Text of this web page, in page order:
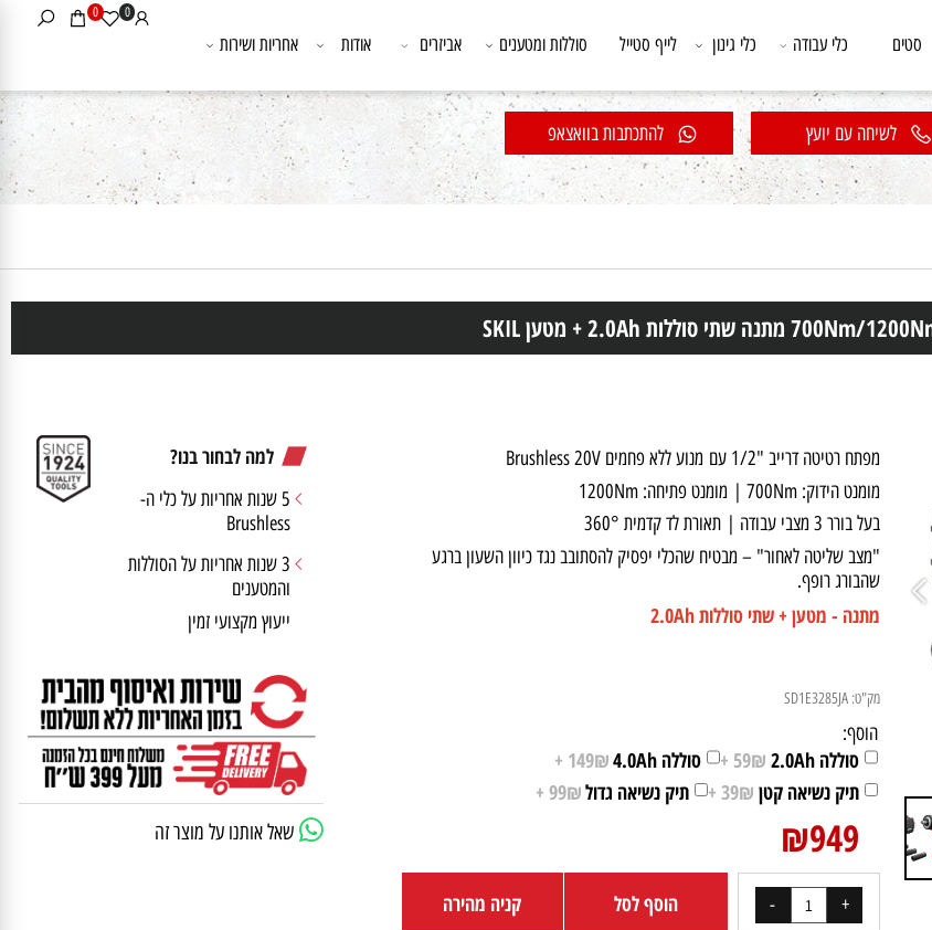
לשיחה עם יועץ להתכתבות בוואצאפ
0 0
כלי עבודה כלי גינון לייף סטייל סוללות ומטענים אביזרים אודות אחריות ושירות
מומנט הידוק: 700Nm | מומנט פתיחה: 1200Nm
בעל בורר 3 מצבי עבודה | תאורת לד קדמית 360°
"מצב שליטה לאחור" – מבטיח שהכלי יפסיק להסתובב נגד כיוון השעון ברגע
שהבורג רופף.
SD1E3285JA
הוסף:
סוללה 2.0Ah 59₪ + סוללה 4.0Ah
149₪ +
תיק נשיאה קטן39₪ +
₪949
למה לבחור בנו?
5 שנות אחריות על כלי ה-
3 שנות אחריות על הסוללות
והמטענים